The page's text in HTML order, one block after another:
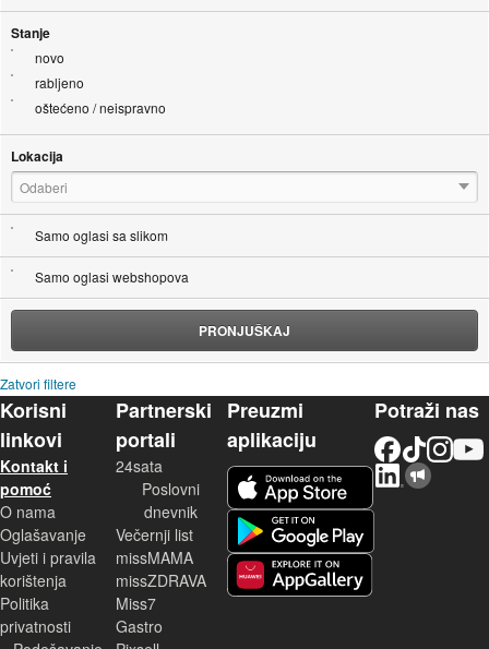
Stanje
novo
rabljeno
oštećeno / neispravno
Lokacija
Odaberi
Samo oglasi sa slikom
Samo oglasi webshopova
PRONJUŠKAJ
Zatvori filtere
Korisni
linkovi
Kontakt i
pomoć
O nama
Oglašavanje
Uvjeti i pravila
korištenja
Politika
privatnosti
Partnerski
portali
24sata
Poslovni
dnevnik
Večernji list
missMAMA
missZDRAVA
Miss7
Gastro
Preuzmi
aplikaciju
Potraži nas